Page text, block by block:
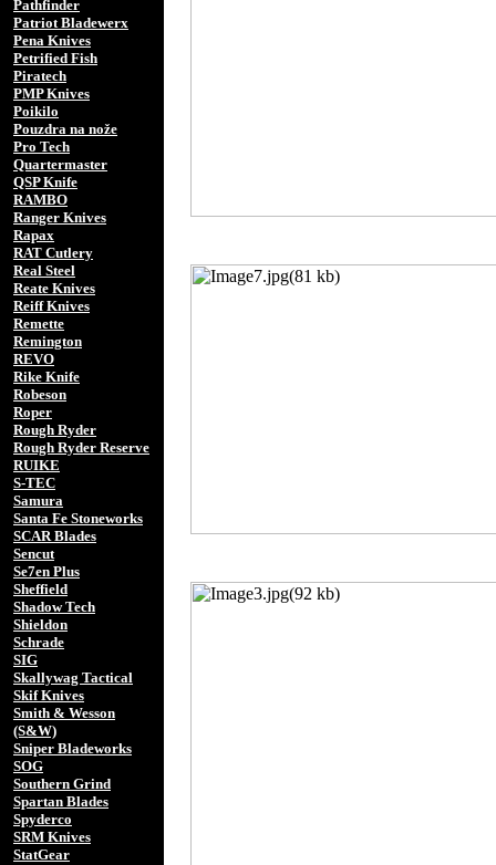
Pathfinder
Patriot Bladewerx
Pena Knives
Petrified Fish
Piratech
PMP Knives
Poikilo
Pouzdra na nože
Pro Tech
Quartermaster
QSP Knife
RAMBO
Ranger Knives
Rapax
RAT Cutlery
Real Steel
Reate Knives
Reiff Knives
Remette
Remington
REVO
Rike Knife
Robeson
Roper
Rough Ryder
Rough Ryder Reserve
RUIKE
S-TEC
Samura
Santa Fe Stoneworks
SCAR Blades
Sencut
Se7en Plus
Sheffield
Shadow Tech
Shieldon
Schrade
SIG
Skallywag Tactical
Skif Knives
Smith & Wesson
(S&W)
Sniper Bladeworks
SOG
Southern Grind
Spartan Blades
Spyderco
SRM Knives
StatGear